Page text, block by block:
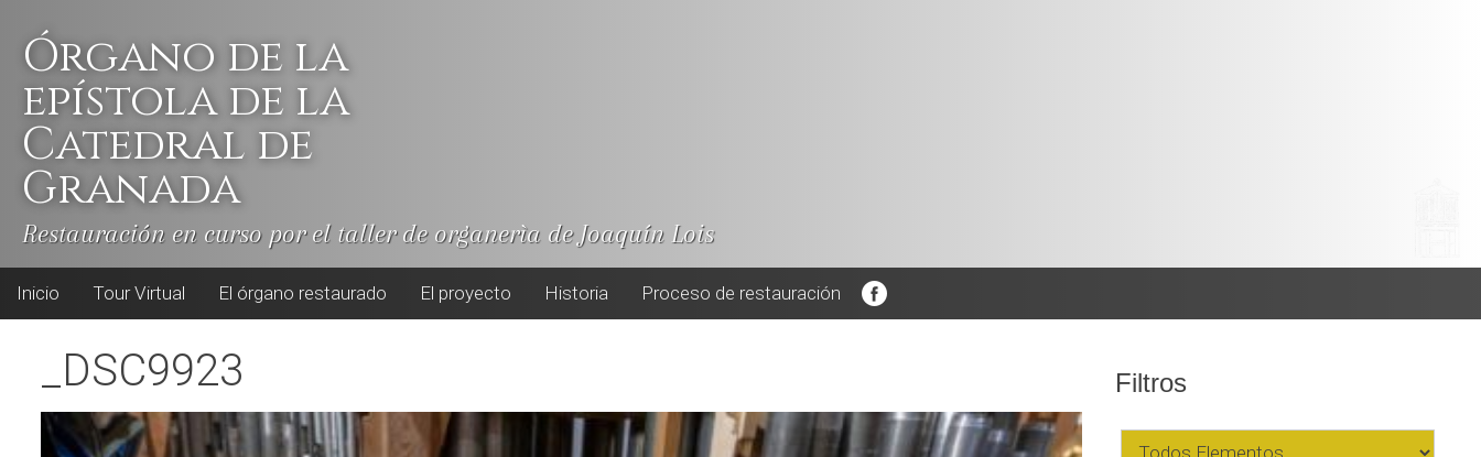
contentÓrgano de la
epístola de la
Catedral de
Granada
Restauración en curso por el taller de organerìa de Joaquín Lois
Inicio Tour Virtual El órgano restaurado El proyecto Historia Proceso de restauración
_DSC9923 Filtros